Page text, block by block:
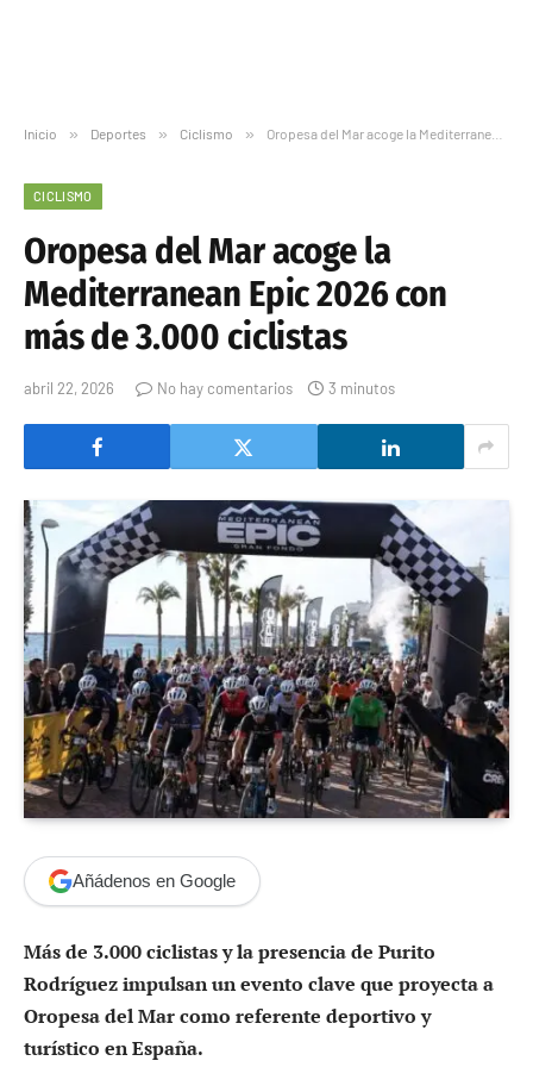
Inicio » Deportes » Ciclismo » Oropesa del Mar acoge la Mediterranean Epic 2026 con más de 3.000 ciclistas
CICLISMO
Oropesa del Mar acoge la
Mediterranean Epic 2026 con
más de 3.000 ciclistas
abril 22, 2026 No hay comentarios 3 minutos
Añádenos en Google
Más de 3.000 ciclistas y la presencia de Purito
Rodríguez impulsan un evento clave que proyecta a
Oropesa del Mar como referente deportivo y
turístico en España.